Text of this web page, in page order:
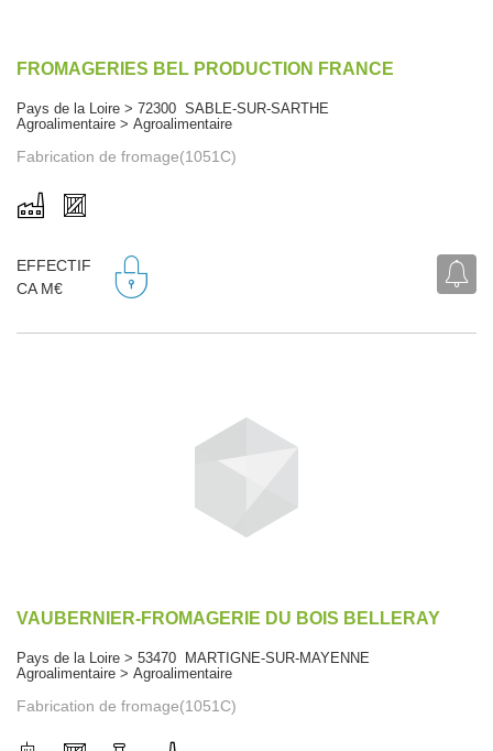
FROMAGERIES BEL PRODUCTION FRANCE
Pays de la Loire > 72300 SABLE-SUR-SARTHE
Agroalimentaire > Agroalimentaire
Fabrication de fromage(1051C)
EFFECTIF
CA M€
VAUBERNIER-FROMAGERIE DU BOIS BELLERAY
Pays de la Loire > 53470 MARTIGNE-SUR-MAYENNE
Agroalimentaire > Agroalimentaire
Fabrication de fromage(1051C)